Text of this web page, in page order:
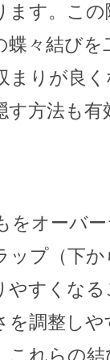
ます。こ
蝶々結び
まりが良
す方法も
をオーバ
ップ（下
やすくな
を調整し
これらの